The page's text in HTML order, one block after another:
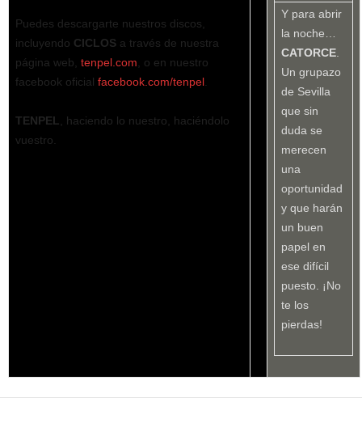
Puedes descargarte nuestros discos,
incluyendo CICLOS a través de nuestra
página web, tenpel.com , o en nuestro
facebook oficial facebook.com/tenpel
TENPEL
, haciendo lo nuestro, haciéndolo
vuestro.
Y para abrir
la noche…
CATORCE
Un grupazo
de Sevilla
que sin
duda se
merecen
una
oportunidad
y que harán
un buen
papel en
ese difícil
puesto. ¡No
te los
pierdas!